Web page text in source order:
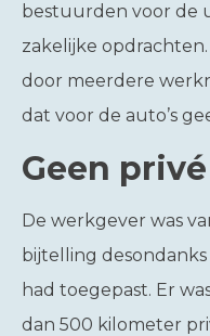
bestuurden voor de
zakelijke
door meerdere
dat voor de auto’s
Geen
De werkgever was
bijtelling
had toegepast. Er
dan 500 kilometer